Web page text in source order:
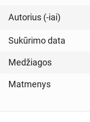
Autorius (-iai)
Sukūrimo data
Medžiagos
Matmenys